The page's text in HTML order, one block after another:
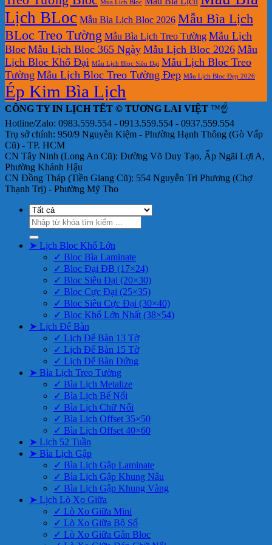
Mua Lich Bloc
Lịch BLoc Mẫu Bìa Lịch Bloc 2026 Mẫu Bìa Lịch
BLoc Treo Tường Mẫu Bìa Lịch Treo Tường Mẫu Lịch
Bloc Mẫu Lịch Bloc 365 Ngày Mẫu Lịch Bloc 2026 Mẫu
Lịch Bloc Khổ Đại Mẫu Lịch Bloc Siêu Đại Mẫu Lịch Bloc Treo
Tường Mẫu Lịch Bloc Treo Tường Đẹp Mẫu Lịch Bloc Đẹp 2026
Ép Kim Bìa Lịch
CÔNG TY IN LỊCH TẾT © TƯƠNG LAI VIỆT ™☝️
Hotline/Zalo: 0983.559.554 - 0913.559.554 - 0937.559.554
Trụ sở chính: 950/9 Nguyễn Kiệm - Phường Hạnh Thông (Gò Vấp
Cũ) - TP. HCM
CN Tây Ninh (Long An Cũ): Đường Võ Duy Tạo, Ấp Ngãi Lợi A,
Phường Khánh Hậu
CN Đồng Tháp (Tiền Giang Cũ): 554 Nguyễn Tri Phương (Chợ
Thạnh Trị) - Phường Mỹ Tho
Tìm
kiếm:
➤ Lịch Bloc Khổ Lớn
✓ Bloc Bìa Laminate
✓ Bloc Đại ĐB (17×24)
✓ Bloc Siêu Đại (20×30)
✓ Bloc Cực Đại (25×35)
✓ Bloc Siêu Cực Đại (30×40)
✓ Bloc Khổ Lớn Nhất (38×54)
➤ Lịch Để Bàn
✓ Lịch Để Bàn 13 Tờ
✓ Lịch Để Bàn 15 Tờ
✓ Lịch Để Bàn Đứng
➤ Bìa Lịch Treo Tường
✓ Bìa Lịch Metalize
✓ Bìa Lịch Bế Nổi
✓ Bìa Lịch Chữ Nổi
✓ Bìa Lịch Offset 35×50
✓ Bìa Lịch Offset 40×60
➤ Lịch 52 Tuần
➤ Bìa Lịch Gập
✓ Bìa Lịch Gập Laminate
✓ Bìa Lịch Gập Khung Nâu
✓ Bìa Lịch Gập Khung Vàng
➤ Lịch Lò Xo Giữa
✓ Lò Xo Giữa Mini
✓ Lò Xo Giữa Bộ Số
✓ Lò Xo Giữa Gắn Bloc